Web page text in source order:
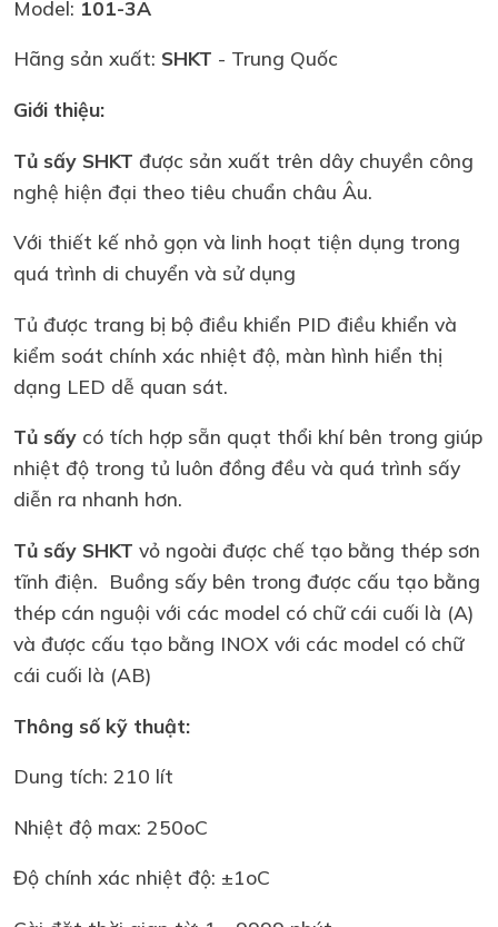
Model: 101-3A
Hãng sản xuất: SHKT - Trung Quốc
Giới thiệu:
Tủ sấy SHKT được sản xuất trên dây chuyền công
nghệ hiện đại theo tiêu chuẩn châu Âu.
Với thiết kế nhỏ gọn và linh hoạt tiện dụng trong
quá trình di chuyển và sử dụng
Tủ được trang bị bộ điều khiển PID điều khiển và
kiểm soát chính xác nhiệt độ, màn hình hiển thị
dạng LED dễ quan sát.
Tủ sấy có tích hợp sẵn quạt thổi khí bên trong giúp
nhiệt độ trong tủ luôn đồng đều và quá trình sấy
diễn ra nhanh hơn.
Tủ sấy SHKT vỏ ngoài được chế tạo bằng thép sơn
tĩnh điện. Buồng sấy bên trong được cấu tạo bằng
thép cán nguội với các model có chữ cái cuối là (A)
và được cấu tạo bằng INOX với các model có chữ
cái cuối là (AB)
Thông số kỹ thuật:
Dung tích: 210 lít
Nhiệt độ max: 250oC
Độ chính xác nhiệt độ: ±1oC